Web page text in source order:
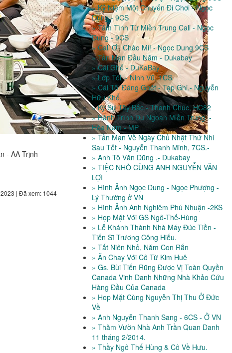
- AA Trịnh
| Đã xem: 1044
» Kỷ Niệm Một Chuyến Đi Chơi - Ngọc
Dung - 9CS
» Tâm Tình Từ Miền Trung Cali - Ngọc
Dung - 9CS
» Cali Ơi, Chào Mi! - Ngọc Dung 9CS
» Tản Mạn Đầu Năm - Dukabay
» Cái Ghế - DuKaBay
» Lớp Tôi .- Ninh Vũ, 1CS
» Cái Tôi Đáng Ghét - Tạp Ghi.- Nguyễn
Hữu Khổ.
» Ký Sự Tây Bắc.- Thanh Chúc, HC82
» Hành Trình Du Ngoạn Miền Trung .-
Hòa Nam - MP
» Tản Mạn Về Ngày Chủ Nhật Thứ Nhì
Sau Tết - Nguyễn Thanh Minh, 7CS.-
» Anh Tô Văn Dũng .- Dukabay
» TIỆC NHỎ CÙNG ANH NGUYỄN VĂN
LỢI
» Hình Ảnh Ngọc Dung - Ngọc Phượng -
Lý Thường ở VN
» Hình Ảnh Anh Nghiêm Phú Nhuận -2KS
» Họp Mặt Với GS Ngô-Thế-Hùng
» Lễ Khánh Thành Nhà Máy Đúc Tiền -
Tiến Sĩ Trương Công Hiếu.
» Tất Niên Nhỏ, Năm Con Rắn
» Ăn Chay Với Cô Từ Kim Huê
» Gs. Bùi Tiến Rũng Được Vị Toàn Quyền
Canada Vinh Danh Những Nhà Khảo Cứu
Hàng Đầu Của Canada
» Hop Mặt Cùng Nguyễn Thị Thu Ở Đức
Về
» Anh Nguyễn Thanh Sang - 6CS - Ở VN
» Thăm Vườn Nhà Anh Trần Quan Danh
11 tháng 2/2014.
» Thầy Ngô Thế Hùng & Cô Về Hưu.